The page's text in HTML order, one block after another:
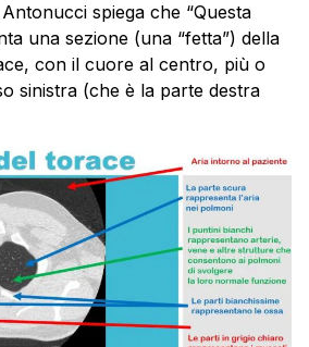
spiega che “Questa
una sezione (una “fetta”) della
con il cuore al centro, più o
sinistra (che è la parte destra